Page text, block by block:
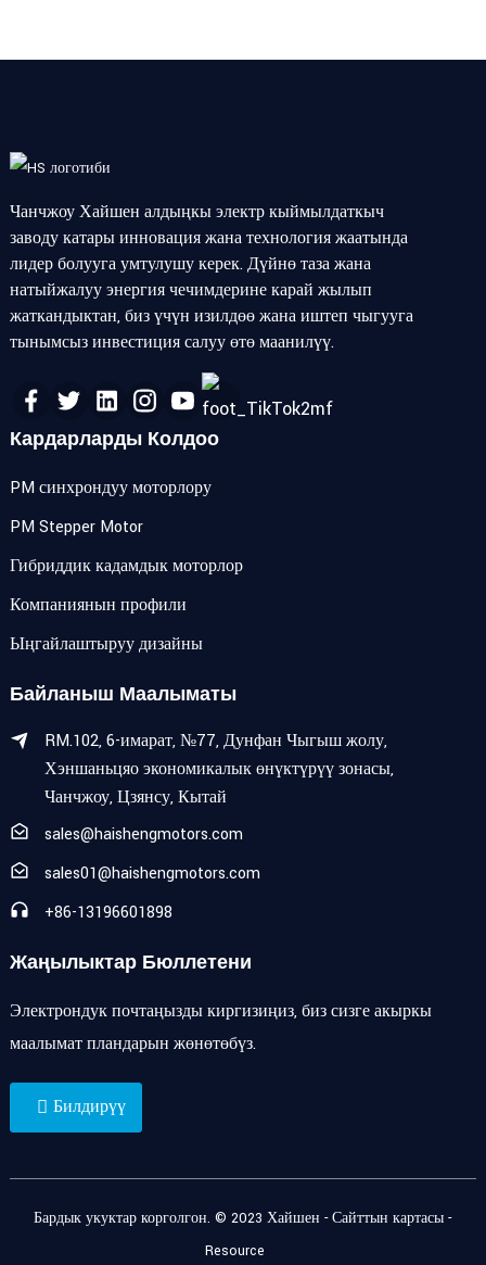
Чанчжоу Хайшен алдыңкы электр кыймылдаткыч
заводу катары инновация жана технология жаатында
лидер болууга умтулушу керек. Дүйнө таза жана
натыйжалуу энергия чечимдерине карай жылып
жаткандыктан, биз үчүн изилдөө жана иштеп чыгууга
тынымсыз инвестиция салуу өтө маанилүү.
Кардарларды Колдоо
PM синхрондуу моторлору
PM Stepper Motor
Гибриддик кадамдык моторлор
Компаниянын профили
Ыңгайлаштыруу дизайны
Байланыш Маалыматы
RM.102, 6-имарат, №77, Дунфан Чыгыш жолу,
Хэншаньцяо экономикалык өнүктүрүү зонасы,
Чанчжоу, Цзянсу, Кытай
sales@haishengmotors.com
sales01@haishengmotors.com
+86-13196601898
Жаңылыктар Бюллетени
Электрондук почтаңызды киргизиңиз, биз сизге акыркы
маалымат пландарын жөнөтөбүз.
Билдирүү
Бардык укуктар корголгон. © 2023 Хайшен -Сайттын картасы -
Resource